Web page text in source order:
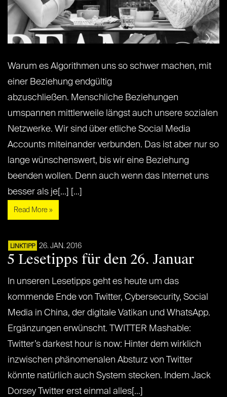
Warum es Algorithmen uns so schwer machen, mit
einer Beziehung endgültig
abzuschließen. Menschliche Beziehungen
umspannen mittlerweile längst auch unsere sozialen
Netzwerke. Wir sind über etliche Social Media
Accounts miteinander verbunden. Das ist aber nur so
lange wünschenswert, bis wir eine Beziehung
beenden wollen. Denn auch wenn das Internet uns
besser als je[...] [...]
Read More »
LINKTIPP 26. JAN. 2016
5 Lesetipps für den 26. Januar
In unseren Lesetipps geht es heute um das
kommende Ende von Twitter, Cybersecurity, Social
Media in China, der digitale Vatikan und WhatsApp.
Ergänzungen erwünscht. TWITTER Mashable:
Twitter’s darkest hour is now: Hinter dem wirklich
inzwischen phänomenalen Absturz von Twitter
könnte natürlich auch System stecken. Indem Jack
Dorsey Twitter erst einmal alles[…]